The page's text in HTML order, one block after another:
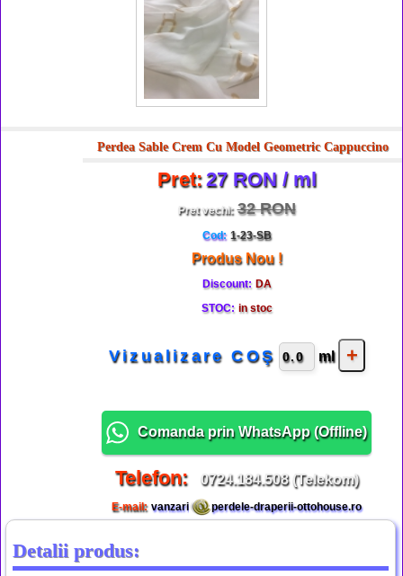
Perdea Sable Crem Cu Model Geometric Cappuccino
Pret:27 RON / ml
Pret vechi: 32 RON
Cod: 1-23-SB
Produs Nou !
Discount: DA
STOC: in stoc
Vizualizare COŞ ml
Comanda prin WhatsApp (Offline)
Telefon: 0724.184.508 (Telekom)
E-mail: vanzari perdele-draperii-ottohouse.ro
Detalii produs: